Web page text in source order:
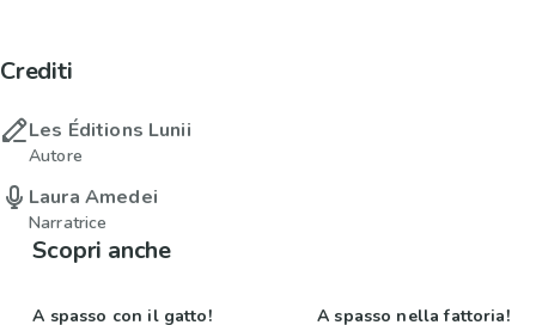
Crediti
Les Éditions Lunii
Autore
Laura Amedei
Narratrice
Scopri anche
A spasso con il gatto!
A spasso nella fattoria!